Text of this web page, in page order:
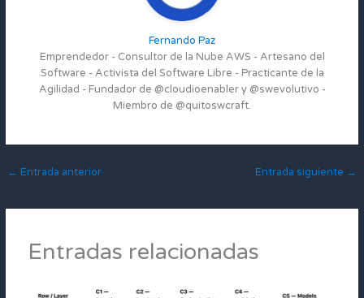
Fernando Paz
Emprendedor - Consultor de la Nube AWS - Artesano del
Software - Activista del Software Libre - Practicante de la
Agilidad - Fundador de @cloudioenabler y @swevolutivo -
Miembro de @quitoswcraft.
← Entrada anterior Entrada siguiente →
Entradas relacionadas